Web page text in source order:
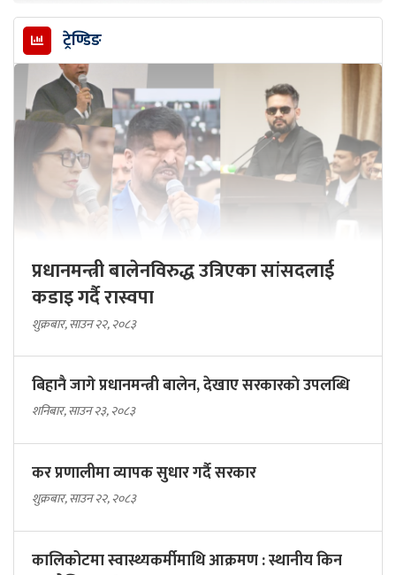
ट्रेण्डिङ
प्रधानमन्त्री बालेनविरुद्ध उत्रिएका सांसदलाई
कडाइ गर्दै रास्वपा
शुक्रबार, साउन २२, २०८३
बिहानै जागे प्रधानमन्त्री बालेन, देखाए सरकारकाे उपलब्धि
शनिबार, साउन २३, २०८३
कर प्रणालीमा व्यापक सुधार गर्दै सरकार
शुक्रबार, साउन २२, २०८३